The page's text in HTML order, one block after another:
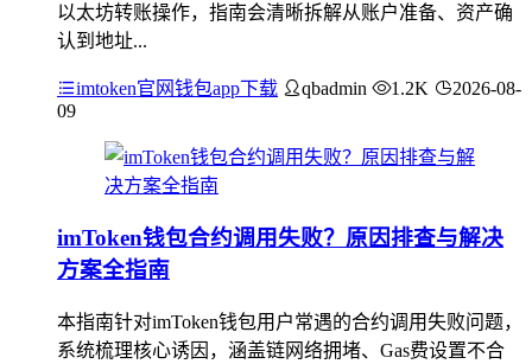
以太坊转账操作，指南会清晰拆解从账户准备、资产确
认到地址...
imtoken官网钱包app下载 qbadmin 1.2K
2026-08-
09
imToken钱包合约调用失败？原因排查与解决
方案全指南
本指南针对imToken钱包用户常遇的合约调用失败问题，
系统梳理核心诱因，涵盖链网络拥堵、Gas费设置不合